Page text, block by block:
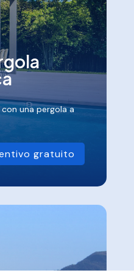
una pergola a
gratuito